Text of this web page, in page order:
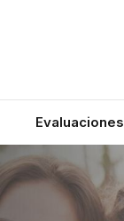
Evaluaciones